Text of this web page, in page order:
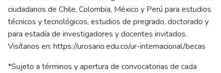
ciudadanos de Chile, Colombia, México y Perú para estudios
técnicos y tecnológicos, estudios de pregrado, doctorado y
para estadía de investigadores y docentes invitados.
Visítanos en: https://urosario.edu.co/ur-internacional/becas
*Sujeto a términos y apertura de convocatorias de cada